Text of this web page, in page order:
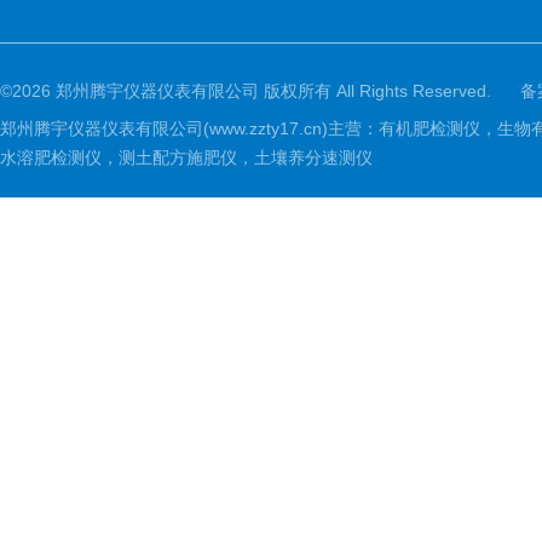
©2026 郑州腾宇仪器仪表有限公司 版权所有 All Rights Reserved.
备
郑州腾宇仪器仪表有限公司(www.zzty17.cn)主营：有机肥检测仪，生
水溶肥检测仪，测土配方施肥仪，土壤养分速测仪